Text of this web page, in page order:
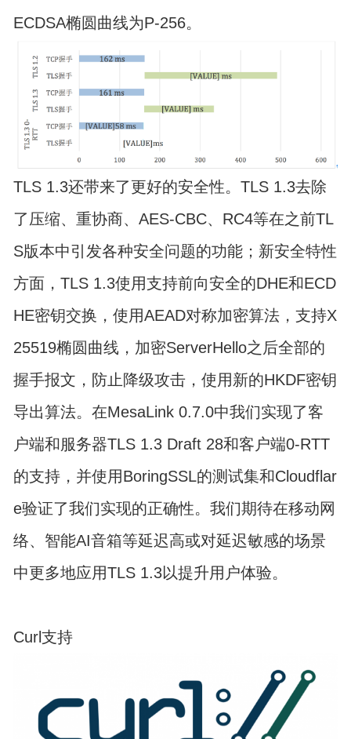
ECDSA椭圆曲线为P-256。
TLS 1.3还带来了更好的安全性。TLS 1.3去除
了压缩、重协商、AES-CBC、RC4等在之前TL
S版本中引发各种安全问题的功能；新安全特性
方面，TLS 1.3使用支持前向安全的DHE和ECD
HE密钥交换，使用AEAD对称加密算法，支持X
25519椭圆曲线，加密ServerHello之后全部的
握手报文，防止降级攻击，使用新的HKDF密钥
导出算法。在MesaLink 0.7.0中我们实现了客
户端和服务器TLS 1.3 Draft 28和客户端0-RTT
的支持，并使用BoringSSL的测试集和Cloudflar
e验证了我们实现的正确性。我们期待在移动网
络、智能AI音箱等延迟高或对延迟敏感的场景
中更多地应用TLS 1.3以提升用户体验。
Curl支持